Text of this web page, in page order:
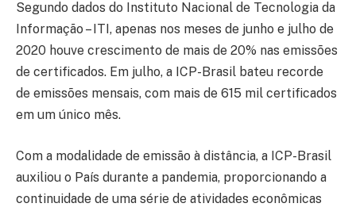
Segundo dados do Instituto Nacional de Tecnologia da
Informação – ITI, apenas nos meses de junho e julho de
2020 houve crescimento de mais de 20% nas emissões
de certificados. Em julho, a ICP-Brasil bateu recorde
de emissões mensais, com mais de 615 mil certificados
em um único mês.
Com a modalidade de emissão à distância, a ICP-Brasil
auxiliou o País durante a pandemia, proporcionando a
continuidade de uma série de atividades econômicas